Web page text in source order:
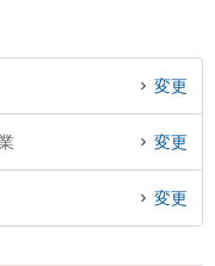
変更
変更
変更